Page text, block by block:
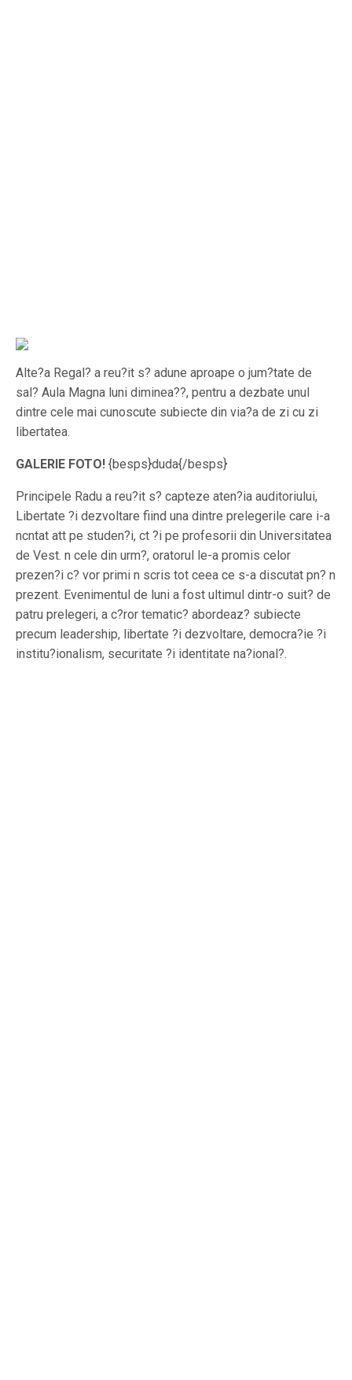
Alte?a Regal? a reu?it s? adune aproape o jum?tate de
sal? Aula Magna luni diminea??, pentru a dezbate unul
dintre cele mai cunoscute subiecte din via?a de zi cu zi
libertatea.
GALERIE FOTO! {besps}duda{/besps}
Principele Radu a reu?it s? capteze aten?ia auditoriului,
Libertate ?i dezvoltare fiind una dintre prelegerile care i-a
ncntat att pe studen?i, ct ?i pe profesorii din Universitatea
de Vest. n cele din urm?, oratorul le-a promis celor
prezen?i c? vor primi n scris tot ceea ce s-a discutat pn? n
prezent. Evenimentul de luni a fost ultimul dintr-o suit? de
patru prelegeri, a c?ror tematic? abordeaz? subiecte
precum leadership, libertate ?i dezvoltare, democra?ie ?i
institu?ionalism, securitate ?i identitate na?ional?.